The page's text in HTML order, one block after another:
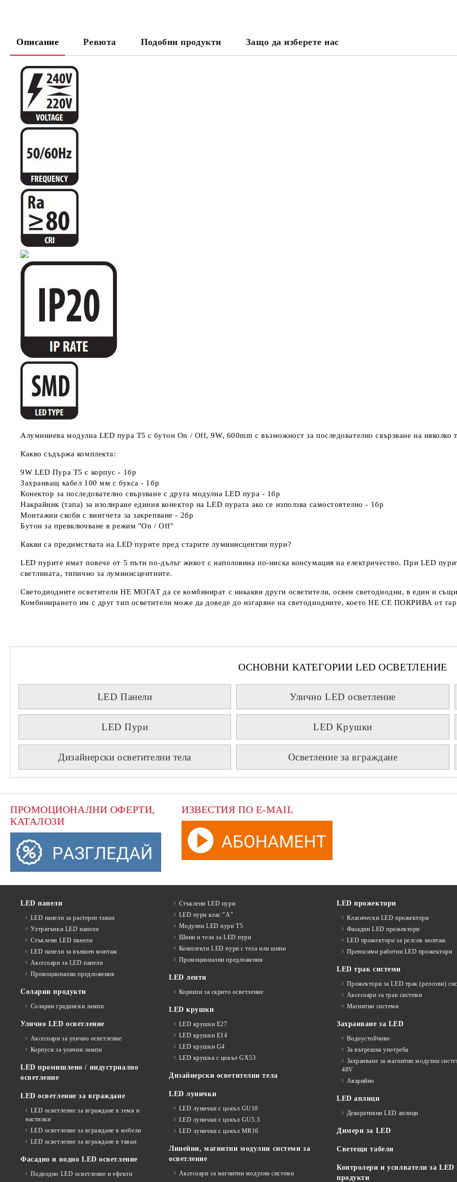
проверете дали сте изписали
Описание Ревюта Подобни продукти Защо да изберете нас
Алуминиева модулна LED пура Т5 с бутон On / Off, 9W, 600mm с възможност за последователно свързване на няколко
Какво съдържа комплекта:
9W LED Пура T5 с корпус - 1бр
Захранващ кабел 100 мм с букса - 1бр
Конектор за последователно свързване с друга модулна LED пура - 1бр
Накрайник (тапа) за изолиране единия конектор на LED пурата ако се използва самостоятелно - 1бр
Монтажни скоби с винтчета за закрепване - 2бр
Бутон за превключване в режим "On / Off"
Какви са предимствата на LED пурите пред старите луминисцентни пури?
LED пурите имат повече от 5 пъти по-дълъг живот с наполовина по-ниска консумация на електричество. При LED
светлината, типично за луминисцентните.
Светодиодните осветители НЕ МОГАТ да се комбинират с никакви други осветители, освен светодиодни, в един и
Комбинирането им с друг тип осветители може да доведе до изгаряне на светодиодните, коетоНЕ СЕ ПОКРИВА от
ОСНОВНИ КАТЕГОРИИ LED ОСВЕТЛЕНИЕ
LED Панели Улично LED осветление
LED Пури LED Крушки
Дизайнерски осветителни тела Осветление за вграждане
ПРОМОЦИОНАЛНИ ОФЕРТИ,
КАТАЛОЗИ
ИЗВЕСТИЯ ПО E-MAIL
LED панели
LED панели за растерен таван
Ултратънки LED панели
Стъклени LED панели
LED панели за външен монтаж
Аксесоари за LED панели
Промоционални предложения
Соларни продукти
Соларни градински лампи
Улично LED осветление
Аксесоари за улично осветление
Корпуси за улични лампи
LED промишлено / индустриално
осветление
LED осветление за вграждане
LED осветление за вграждане в земя и
настилки
LED осветление за вграждане в мебели
LED осветление за вграждане в таван
Фасадно и водно LED осветление
Подводно LED осветление и ефекти
Стъклени LED пури
LED пури клас "А"
Модулни LED пури T5
Шини и тела за LED пури
Комплекти LED пури с тела или шини
Промоционални предложения
LED ленти
Корнизи за скрито осветление
LED крушки
LED крушки E27
LED крушки E14
LED крушки G4
LED крушка с цокъл GX53
Дизайнерски осветителни тела
LED лунички
LED лунички с цокъл GU10
LED лунички с цокъл GU5.3
LED лунички с цокъл MR16
Линейни, магнитни модулни системи за
осветление
Аксесоари за магнитни модулни системи
LED прожектори
Класически LED прожектори
Фасадни LED прожектори
LED прожектори за релсов монтаж
Преносими работни LED прожектори
LED трак системи
Прожектори за LED трак (релсови)
Аксесоари за трак системи
Магнитни системи
Захранване за LED
Водоустойчиво
За вътрешна употреба
Захранване за магнитни модулни
48V
Аварийно
LED аплици
Декоративни LED аплици
Димери за LED
Светещи табели
Контролери и усилватели за LED
продукти